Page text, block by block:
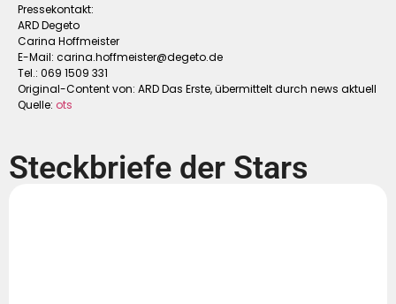
Pressekontakt:
ARD Degeto
Carina Hoffmeister
E-Mail: carina.hoffmeister@degeto.de
Tel.: 069 1509 331
Original-Content von: ARD Das Erste, übermittelt durch news aktuell
Quelle: ots
Steckbriefe der Stars